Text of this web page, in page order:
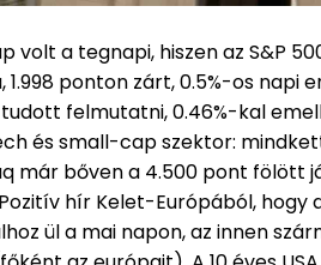
volt a tegnapi, hiszen az S&P
ponton zárt, 0.5%-os napi
felmutatni, 0.46%-kal
és small-cap szektor:
már bőven a 4.500 pont fölött
hír Kelet-Európából, hogy
ül a mai napon, az innen